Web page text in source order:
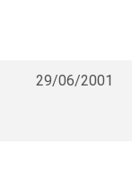
29/06/2001